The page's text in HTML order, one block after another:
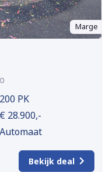
Marge
200 PK
€ 28.900,-
Automaat
Bekijk deal